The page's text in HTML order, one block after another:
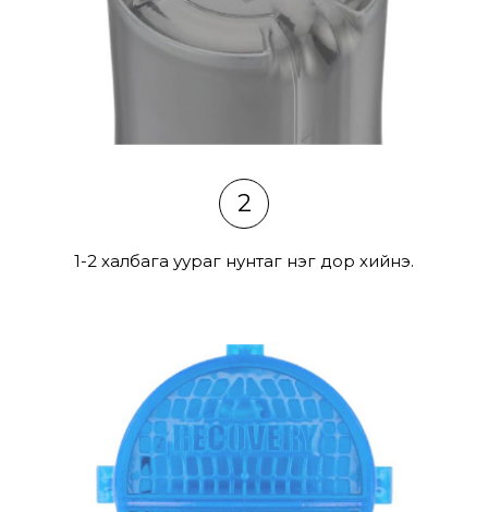
2
1-2 халбага уураг нунтаг нэг дор хийнэ.